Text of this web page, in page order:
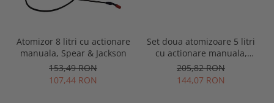
Atomizor 8 litri cu actionare
manuala, Spear & Jackson
153,49 RON
107,44 RON
Set doua atomizoare 5 litri
cu actionare manuala,
Spear & Jackson
205,82 RON
144,07 RON